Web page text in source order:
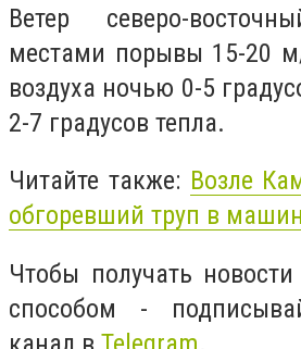
Ветер северо-
местами порывы 15-20
воздуха ночью 0-5
2-7 градусов тепла.
Читайте также: Возле
обгоревший труп в
Чтобы получать
способом -